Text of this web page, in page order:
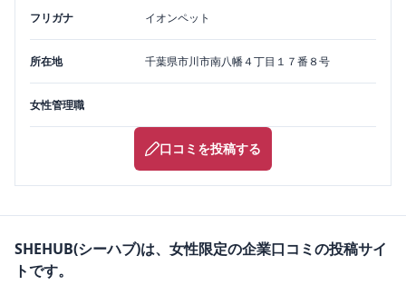
フリガナ イオンペット
所在地 千葉県市川市南八幡４丁目１７番８号
女性管理職
口コミを投稿する
SHEHUB(シーハブ)は、女性限定の企業口コミの投稿サイ
トです。